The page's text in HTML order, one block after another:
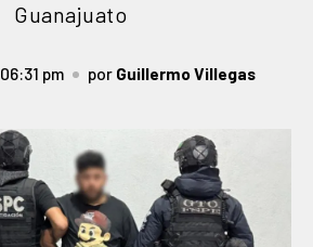
Guanajuato
06:31 pm por Guillermo Villegas